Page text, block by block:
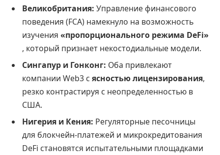
Великобритания: Управление финансового
поведения (FCA) намекнуло на возможность
изучения «пропорционального режима DeFi»
, который признает некостодиальные модели.
Сингапур и Гонконг: Оба привлекают
компании Web3 с ясностью лицензирования,
резко контрастируя с неопределенностью в
США.
Нигерия и Кения: Регуляторные песочницы
для блокчейн-платежей и микрокредитования
DeFi становятся испытательными площадками